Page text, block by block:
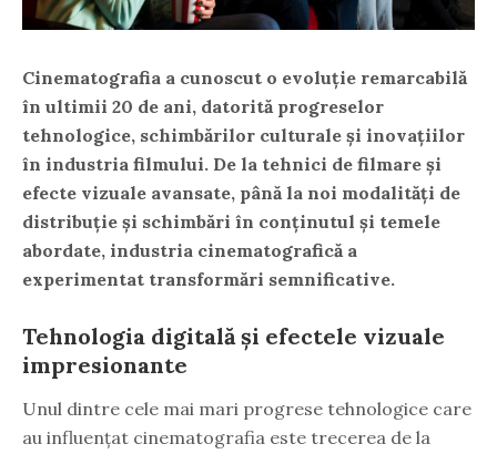
Cinematografia a cunoscut o evoluție remarcabilă
în ultimii 20 de ani, datorită progreselor
tehnologice, schimbărilor culturale și inovațiilor
în industria filmului. De la tehnici de filmare și
efecte vizuale avansate, până la noi modalități de
distribuție și schimbări în conținutul și temele
abordate, industria cinematografică a
experimentat transformări semnificative.
Tehnologia digitală și efectele vizuale
impresionante
Unul dintre cele mai mari progrese tehnologice care
au influențat cinematografia este trecerea de la